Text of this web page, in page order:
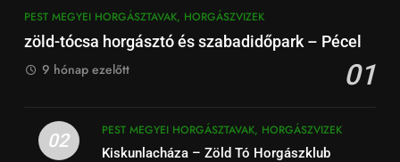
PEST MEGYEI HORGÁSZTAVAK, HORGÁSZVIZEK
zöld-tócsa horgásztó és szabadidőpark – Pécel
01
9 hónap ezelőtt
02
PEST MEGYEI HORGÁSZTAVAK, HORGÁSZVIZEK
Kiskunlacháza – Zöld Tó Horgászklub